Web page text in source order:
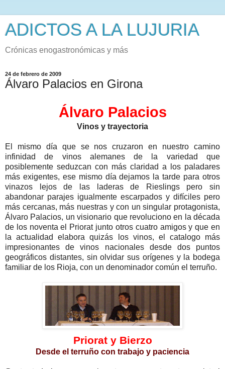
ADICTOS A LA LUJURIA
Crónicas enogastronómicas y más
24 de febrero de 2009
Álvaro Palacios en Girona
Álvaro Palacios
Vinos y trayectoria
El mismo día que se nos cruzaron en nuestro camino
infinidad de vinos alemanes de la variedad que
posiblemente seduzcan con más claridad a los paladares
más exigentes, ese mismo día dejamos la tarde para otros
vinazos lejos de las laderas de Rieslings pero sin
abandonar parajes igualmente escarpados y difíciles pero
más cercanas, más nuestras y con un singular protagonista,
Álvaro Palacios, un visionario que revoluciono en la década
de los noventa el Priorat junto otros cuatro amigos y que en
la actualidad elabora quizás los vinos, el catalogo más
impresionantes de vinos nacionales desde dos puntos
geográficos distantes, sin olvidar sus orígenes y la bodega
familiar de los Rioja, con un denominador común el terruño.
Priorat y Bierzo
Desde el terruño con trabajo y paciencia